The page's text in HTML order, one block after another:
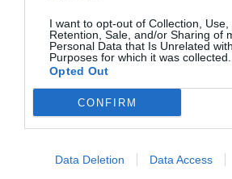
I want to opt-out of Collection, Use,
Retention, Sale, and/or Sharing of
Personal Data that Is Unrelated
Purposes for which it was collected.
Opted Out
CONFIRM
Data Deletion Data Access
presencia en Europa en
muy significativa.
Es difícil saber si La UE podrá
perdido en cuanto a la
mucho más en I+D+i, para evitar